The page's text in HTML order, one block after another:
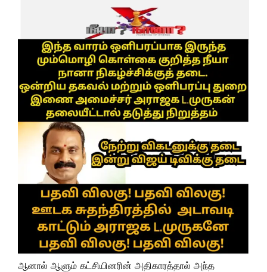
ஆனால் ஆளும் கட்சியினரின் அதிகாரத்தால் அந்த